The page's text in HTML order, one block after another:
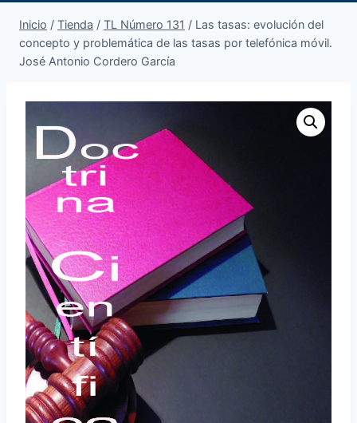
Inicio / Tienda / TL Número 131 / Las tasas: evolución del
concepto y problemática de las tasas por telefónica móvil.
José Antonio Cordero García